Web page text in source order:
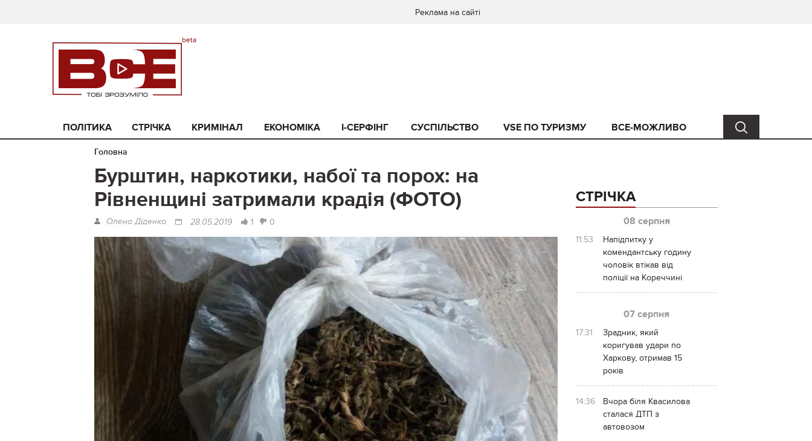
Реклама на сайті
ПОЛІТИКА СТРІЧКА КРИМІНАЛ ЕКОНОМІКА I-СЕРФІНГ СУСПІЛЬСТВО VSE ПО ТУРИЗМУ ВСЕ-МОЖЛИВО
Головна
Бурштин, наркотики, набої та порох: на
Рівненщині затримали крадія (ФОТО)
Олена Діденко 28.05.2019 1 0
СТРІЧКА
08 серпня
11:53
Напідпитку у
комендантську годину
чоловік втікав від
поліції на Кореччині
07 серпня
17:31
Зрадник, який
коригував удари по
Харкову, отримав 15
років
14:36
Вчора біля Квасилова
сталася ДТП з
автовозом